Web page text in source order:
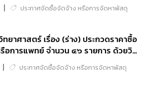
วดราคาอิเล็กทรอนิกส์ (e-bidding)
ประกาศจัดซื้อจัดจ้าง หรือการจัดหาพัสดุ
ยาศาสตร์ เรื่อง (ร่าง) ประกวดราคาซื้อ
อการแพทย์ จำนวน ๔๖ รายการ ด้วยวิธี
รอนิกส์ (e-bidding)
ประกาศจัดซื้อจัดจ้าง หรือการจัดหาพัสดุ